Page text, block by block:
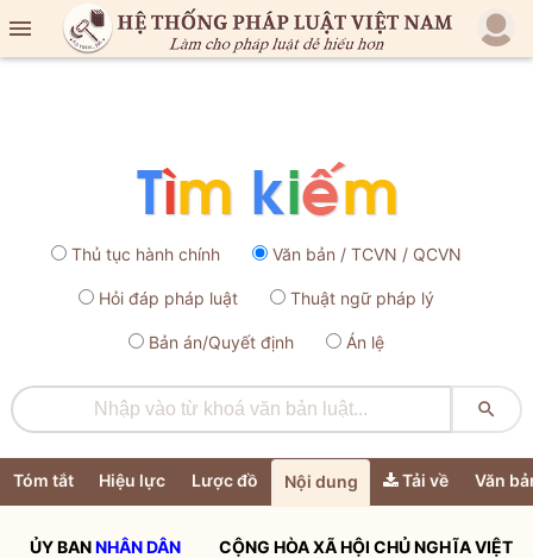

Thủ tục hành chính Văn bản / TCVN / QCVN
Hỏi đáp pháp luật Thuật ngữ pháp lý
Bản án/Quyết định Án lệ

Tóm tắt Hiệu lực Lược đồ Nội dung Tải về Văn
ỦY BANNHÂN DÂN
CỘNG HÒA XÃ HỘI CHỦ NGHĨA VIỆT